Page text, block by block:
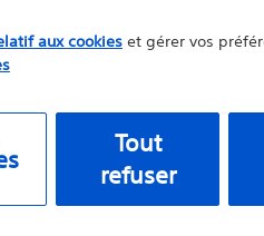
aux cookieset gérer vos
Tout
refuser